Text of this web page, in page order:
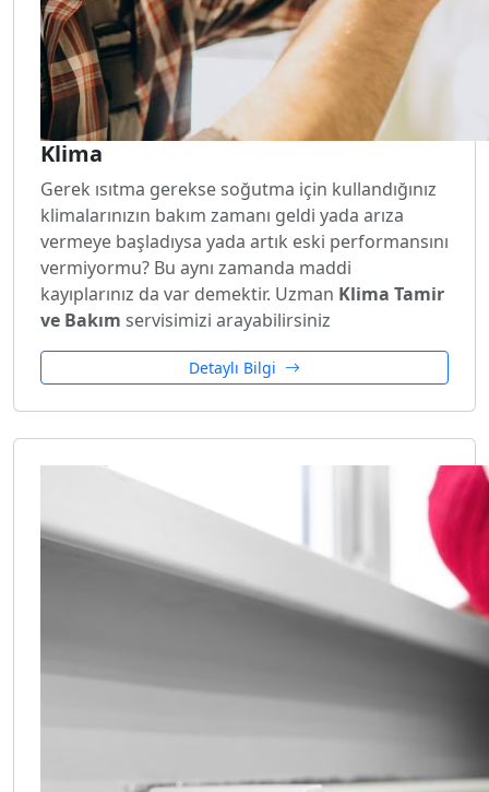
Klima
Gerek ısıtma gerekse soğutma için kullandığınız
klimalarınızın bakım zamanı geldi yada arıza
vermeye başladıysa yada artık eski performansını
vermiyormu? Bu aynı zamanda maddi
kayıplarınız da var demektir. Uzman Klima Tamir
ve Bakım servisimizi arayabilirsiniz
Detaylı Bilgi